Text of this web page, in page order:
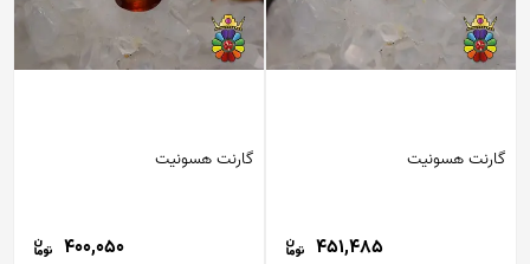
گارنت هسونیت
451,485
گارنت هسونیت
400,050